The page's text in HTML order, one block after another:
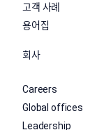
고객 사례
용어집
회사
Careers
Global offices
Leadership